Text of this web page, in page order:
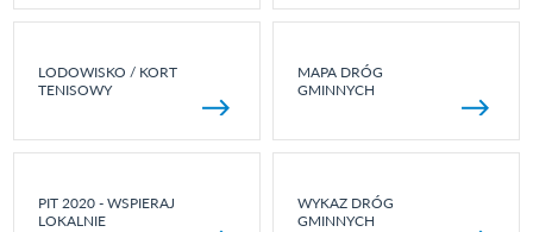
LODOWISKO / KORT
TENISOWY
MAPA DRÓG
GMINNYCH
PIT 2020 - WSPIERAJ
LOKALNIE
WYKAZ DRÓG
GMINNYCH